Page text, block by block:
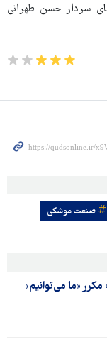
سردار حسن طهرانی
صنعت موشکی
«ما می‌توانیم»